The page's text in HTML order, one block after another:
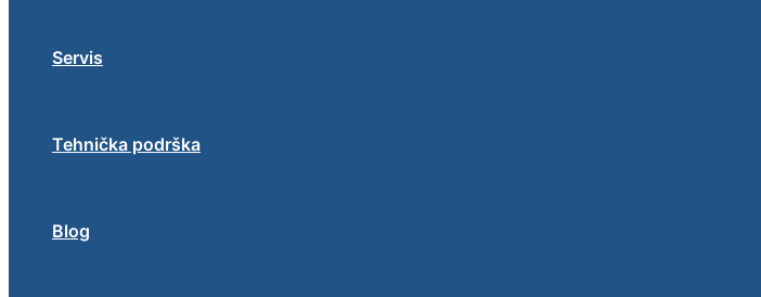
Servis
Tehnička podrška
Blog